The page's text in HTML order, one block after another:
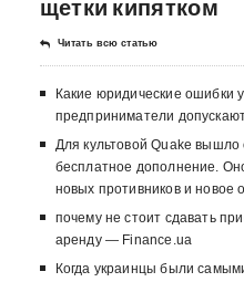
щетки кипятком
Читать всю статью
Какие юридические ошибки
предприниматели
Для культовой Quake
бесплатное дополнение.
новых противников и новое
почему не стоит сдавать
аренду — Finance.ua
Когда украинцы были